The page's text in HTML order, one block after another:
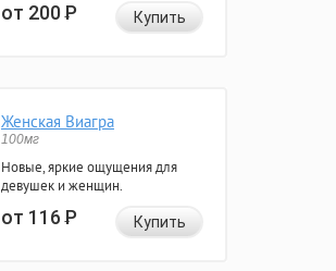
от 200Р Купить
Женская Виагра
100мг
Новые, яркие ощущения для
девушек и женщин.
от 116Р Купить